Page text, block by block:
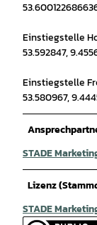
Einstiegstelle
53.592847,
Einstiegstelle
53.580967,
STADE
Lizenz
STADE